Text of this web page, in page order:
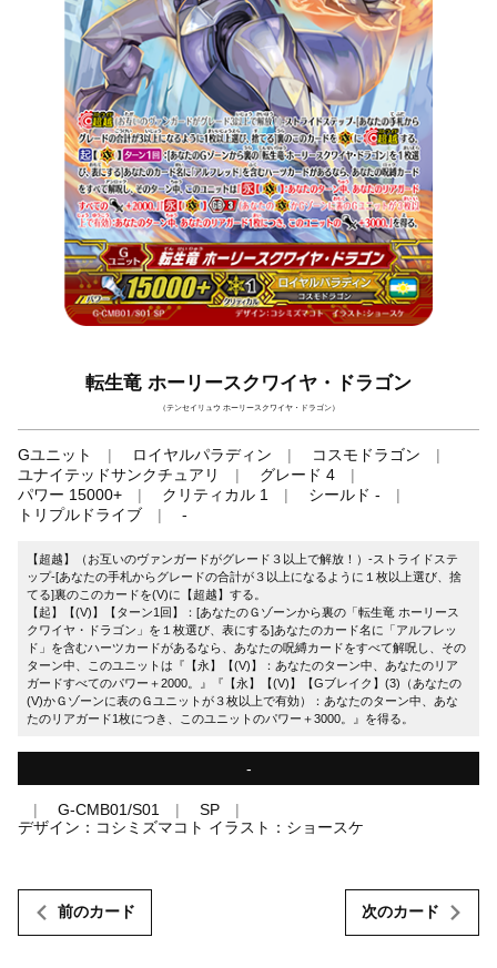
転生竜 ホーリースクワイヤ・ドラゴン
（テンセイリュウ ホーリースクワイヤ・ドラゴン）
Gユニット ロイヤルパラディン
コスモドラゴン
ユナイテッドサンクチュアリ
グレード 4
パワー 15000+
クリティカル 1
シールド -
トリプルドライブ
-
【超越】（お互いのヴァンガードがグレード３以上で解放！）-ストライドステ
ップ-[あなたの手札からグレードの合計が３以上になるように１枚以上選び、捨
てる]裏のこのカードを(V)に【超越】する。
【起】【(V)】【ターン1回】：[あなたのＧゾーンから裏の「転生竜 ホーリース
クワイヤ・ドラゴン」を１枚選び、表にする]あなたのカード名に「アルフレッ
ド」を含むハーツカードがあるなら、あなたの呪縛カードをすべて解呪し、その
ターン中、このユニットは『【永】【(V)】：あなたのターン中、あなたのリア
ガードすべてのパワー＋2000。』『【永】【(V)】【Gブレイク】(3)（あなたの
(V)かＧゾーンに表のＧユニットが３枚以上で有効）：あなたのターン中、あな
たのリアガード1枚につき、このユニットのパワー＋3000。』を得る。
-
G-CMB01/S01
SP
デザイン：コシミズマコト イラスト：ショースケ
前のカード 次のカード